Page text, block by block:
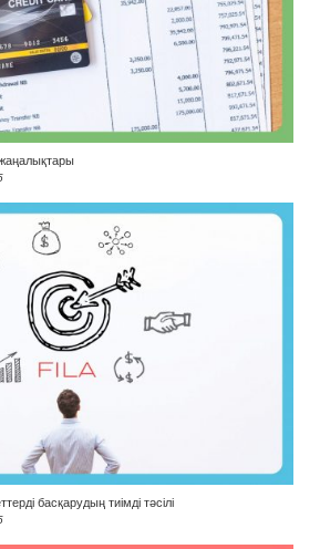
жаңалықтары
басқарудың тиімді тәсілі